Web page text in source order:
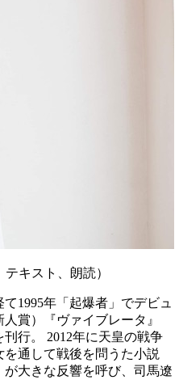
テキスト、朗読）
1995年「起爆者」でデビュ
賞）『ヴァイブレータ』
刊行。 2012年に天皇の戦争
通して戦後を問うた小説
が大きな反響を呼び、司馬遼